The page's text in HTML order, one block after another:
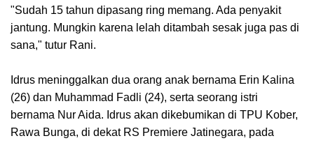
"Sudah 15 tahun dipasang ring memang. Ada penyakit
jantung. Mungkin karena lelah ditambah sesak juga pas di
sana," tutur Rani.
Idrus meninggalkan dua orang anak bernama Erin Kalina
(26) dan Muhammad Fadli (24), serta seorang istri
bernama Nur Aida. Idrus akan dikebumikan di TPU Kober,
Rawa Bunga, di dekat RS Premiere Jatinegara, pada